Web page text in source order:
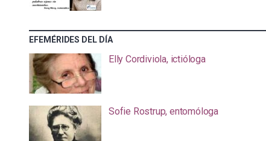
EFEMÉRIDES DEL DÍA
Elly Cordiviola, ictióloga
Sofie Rostrup, entomóloga